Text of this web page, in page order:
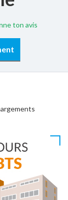
ton avis